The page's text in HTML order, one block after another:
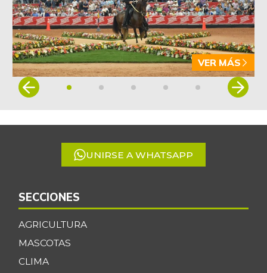
VER MÁS
Item
5
UNIRSE A WHATSAPP
SECCIONES
AGRICULTURA
MASCOTAS
CLIMA